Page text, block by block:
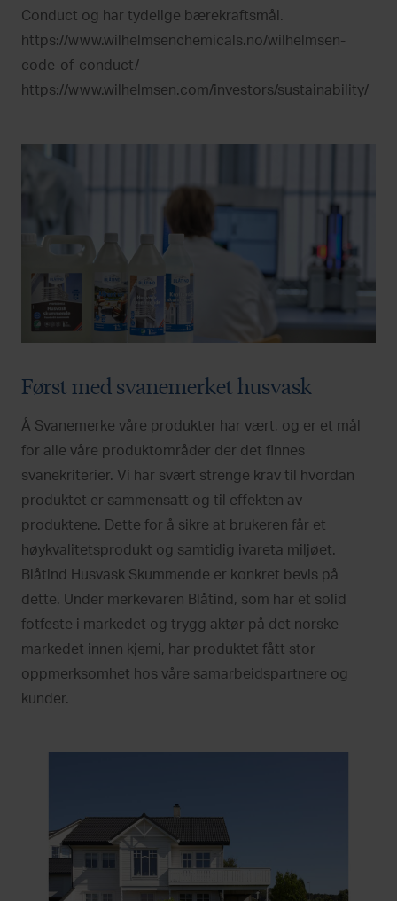
Conduct og har tydelige bærekraftsmål.
https://www.wilhelmsenchemicals.no/wilhelmsen-
code-of-conduct/
https://www.wilhelmsen.com/investors/sustainability/
Først med svanemerket husvask
Å Svanemerke våre produkter har vært, og er et mål
for alle våre produktområder der det finnes
svanekriterier. Vi har svært strenge krav til hvordan
produktet er sammensatt og til effekten av
produktene. Dette for å sikre at brukeren får et
høykvalitetsprodukt og samtidig ivareta miljøet.
Blåtind Husvask Skummende er konkret bevis på
dette. Under merkevaren Blåtind, som har et solid
fotfeste i markedet og trygg aktør på det norske
markedet innen kjemi, har produktet fått stor
oppmerksomhet hos våre samarbeidspartnere og
kunder.